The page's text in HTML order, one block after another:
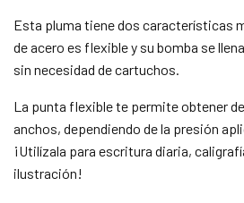
Esta pluma tiene dos características
de acero es flexible y su bomba se
sin necesidad de cartuchos.
La punta flexible te permite obtener
anchos, dependiendo de la presión
¡Utilízala para escritura diaria,
ilustración!
Compra ahora y
sin tarjeta de
1 Agrega tu producto al
con Meses sin Tarjeta.
2 En tu cuenta de Mercado